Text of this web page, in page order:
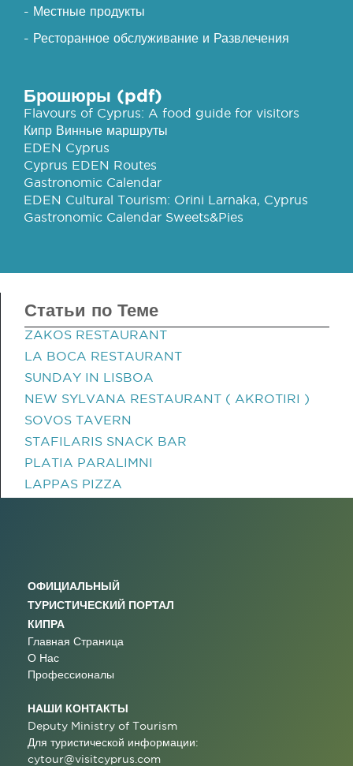
- Местные продукты
- Ресторанное обслуживание и Развлечения
Брошюры (pdf)
Flavours of Cyprus: A food guide for visitors
Кипр Винные маршруты
EDEN Cyprus
Cyprus EDEN Routes
Gastronomic Calendar
EDEN Cultural Tourism: Orini Larnaka, Cyprus
Gastronomic Calendar Sweets&Pies
Статьи по Теме
ZAKOS RESTAURANT
LA BOCA RESTAURANT
SUNDAY IN LISBOA
NEW SYLVANA RESTAURANT ( AKROTIRI )
SOVOS TAVERN
STAFILARIS SNACK BAR
PLATIA PARALIMNI
LAPPAS PIZZA
ОФИЦИАЛЬНЫЙ
ТУРИСТИЧЕСКИЙ ПОРТАЛ
КИПРА
Главная Страница
О Нас
Профессионалы
НАШИ КОНТАКТЫ
Deputy Ministry of Tourism
Для туристической информации:
cytour@visitcyprus.com